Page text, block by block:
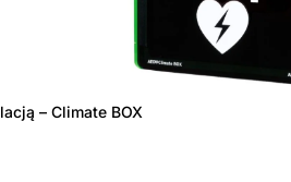
– Climate BOX